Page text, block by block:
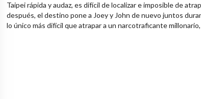
Taipei rápida y audaz, es difícil de localizar e imposible de
después, el destino pone a Joey y John de nuevo juntos
lo único más difícil que atrapar a un narcotraficante